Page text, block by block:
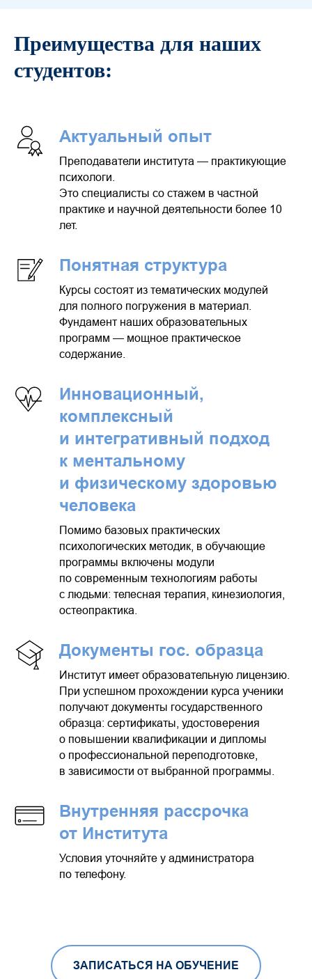
Преимущества для наших
студентов:
Актуальный опыт
Преподаватели института — практикующие
психологи.
Это специалисты со стажем в частной
практике и научной деятельности более 10
лет.
Понятная структура
Курсы состоят из тематических модулей
для полного погружения в материал.
Фундамент наших образовательных
программ — мощное практическое
содержание.
Инновационный,
комплексный
и интегративный подход
к ментальному
и физическому здоровью
человека
Помимо базовых практических
психологических методик, в обучающие
программы включены модули
по современным технологиям работы
с людьми: телесная терапия, кинезиология,
остеопрактика.
Документы гос. образца
Институт имеет образовательную лицензию.
При успешном прохождении курса ученики
получают документы государственного
образца: сертификаты, удостоверения
о повышении квалификации и дипломы
о профессиональной переподготовке,
в зависимости от выбранной программы.
Внутренняя рассрочка
от Института
Условия уточняйте у администратора
по телефону.
ЗАПИСАТЬСЯ НА ОБУЧЕНИЕ